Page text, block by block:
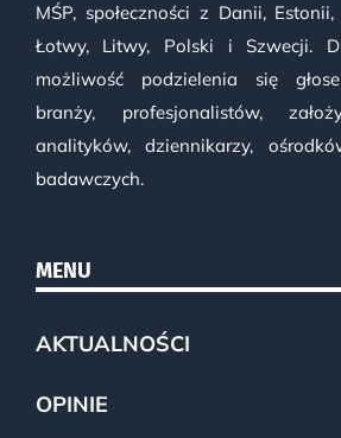
MŚP, społeczności z Danii,
Łotwy, Litwy, Polski i Szwecji.
możliwość podzielenia się
branży, profesjonalistów,
analityków, dziennikarzy,
badawczych.
MENU
AKTUALNOŚCI
OPINIE